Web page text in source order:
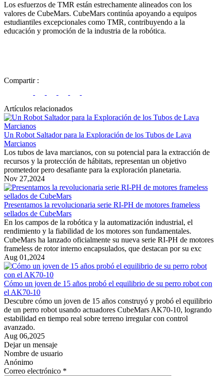
Los esfuerzos de TMR están estrechamente alineados con los
valores de CubeMars. CubeMars continúa apoyando a equipos
estudiantiles excepcionales como TMR, contribuyendo a la
educación y promoción de la industria de la robótica.
Compartir :
Artículos relacionados
Un Robot Saltador para la Exploración de los Tubos de Lava
Marcianos
Los tubos de lava marcianos, con su potencial para la extracción de
recursos y la protección de hábitats, representan un objetivo
prometedor pero desafiante para la exploración planetaria.
Nov 27,2024
Presentamos la revolucionaria serie RI-PH de motores frameless
sellados de CubeMars
En los campos de la robótica y la automatización industrial, el
rendimiento y la fiabilidad de los motores son fundamentales.
CubeMars ha lanzado oficialmente su nueva serie RI-PH de motores
frameless de rotor interno encapsulados, que destacan por su exc
Aug 01,2024
Cómo un joven de 15 años probó el equilibrio de su perro robot con
el AK70-10
Descubre cómo un joven de 15 años construyó y probó el equilibrio
de un perro robot usando actuadores CubeMars AK70-10, logrando
estabilidad en tiempo real sobre terreno irregular con control
avanzado.
Aug 06,2025
Dejar un mensaje
Nombre de usuario
Anónimo
Correo electrónico *